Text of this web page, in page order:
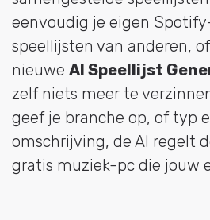
eenvoudig je eigen
speellijsten van anderen,
nieuwe AI Speellijst
zelf niets meer te
geef je branche op, of typ
omschrijving, de AI regelt
gratis muziek-pc die jouw